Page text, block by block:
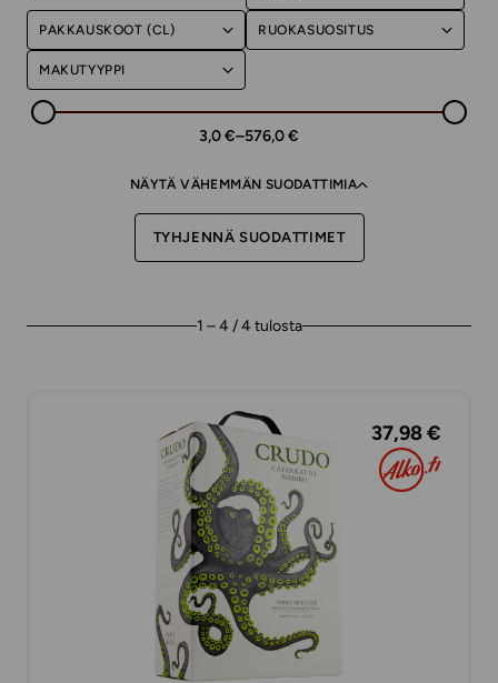
PAKKAUSKOOT (CL) RUOKASUOSITUS
MAKUTYYPPI
3,0 €–576,0 €
NÄYTÄ VÄHEMMÄN SUODATTIMIA
TYHJENNÄ SUODATTIMET
1 – 4 / 4 tulosta
37,98 €